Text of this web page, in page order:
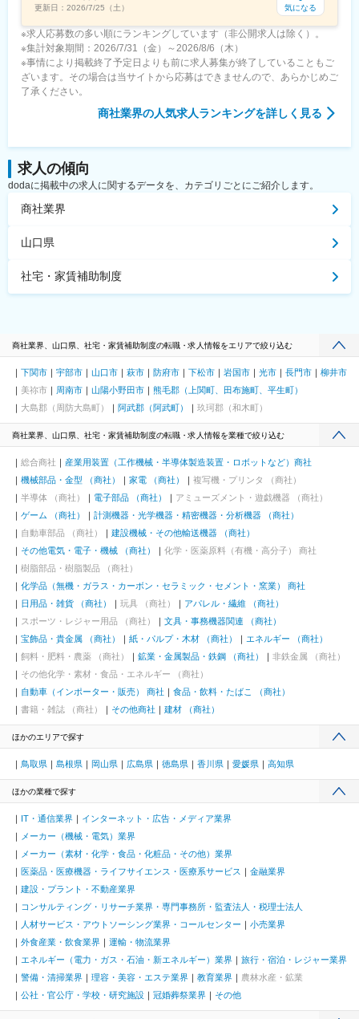
更新日： 2026/7/25（土） 気になる
※求人応募数の多い順にランキングしています（非公開求人は除く）。
※集計対象期間：2026/7/31（金）～2026/8/6（木）
※事情により掲載終了予定日よりも前に求人募集が終了していることもご
ざいます。その場合は当サイトから応募はできませんので、あらかじめご
了承ください。
商社業界の人気求人ランキングを詳しく見る
求人の傾向
dodaに掲載中の求人に関するデータを、カテゴリごとにご紹介します。
商社業界
山口県
社宅・家賃補助制度
商社業界、山口県、社宅・家賃補助制度の転職・求人情報をエリアで絞り込む
下関市 宇部市 山口市 萩市 防府市 下松市 岩国市 光市 長門市
柳井市
美祢市
周南市 山陽小野田市
熊毛郡（上関町、田布施町、平生町）
大島郡（周防大島町）
阿武郡（阿武町） 玖珂郡（和木町）
商社業界、山口県、社宅・家賃補助制度の転職・求人情報を業種で絞り込む
総合商社
産業用装置（工作機械・半導体製造装置・ロボットなど）商社
機械部品・金型 （商社）
家電 （商社）
複写機・プリンタ （商社）
半導体 （商社）
電子部品 （商社）
アミューズメント・遊戯機器 （商社）
ゲーム （商社）
計測機器・光学機器・精密機器・分析機器 （商社）
自動車部品 （商社）
建設機械・その他輸送機器 （商社）
その他電気・電子・機械 （商社）
化学・医薬原料（有機・高分子） 商社
樹脂部品・樹脂製品 （商社）
化学品（無機・ガラス・カーボン・セラミック・セメント・窯業） 商社
日用品・雑貨 （商社）
玩具 （商社）
アパレル・繊維 （商社）
スポーツ・レジャー用品 （商社）
文具・事務機器関連 （商社）
宝飾品・貴金属 （商社）
紙・パルプ・木材 （商社）
エネルギー （商社）
飼料・肥料・農薬 （商社）
鉱業・金属製品・鉄鋼 （商社）
非鉄金属 （商社）
その他化学・素材・食品・エネルギー （商社）
自動車（インポーター・販売） 商社
食品・飲料・たばこ （商社）
書籍・雑誌 （商社）
その他商社 建材 （商社）
ほかのエリアで探す
鳥取県 島根県 岡山県 広島県 徳島県 香川県 愛媛県 高知県
ほかの業種で探す
IT・通信業界
インターネット・広告・メディア業界
メーカー（機械・電気）業界
メーカー（素材・化学・食品・化粧品・その他）業界
医薬品・医療機器・ライフサイエンス・医療系サービス
金融業界
建設・プラント・不動産業界
コンサルティング・リサーチ業界・専門事務所・監査法人・税理士法人
人材サービス・アウトソーシング業界・コールセンター
小売業界
外食産業・飲食業界
運輸・物流業界
エネルギー（電力・ガス・石油・新エネルギー）業界
旅行・宿泊・レジャー業界
警備・清掃業界
理容・美容・エステ業界 教育業界
農林水産・鉱業
公社・官公庁・学校・研究施設
冠婚葬祭業界 その他